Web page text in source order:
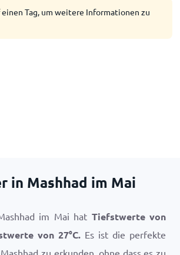
einen Tag, um weitere Informationen zu
in Mashhad im Mai
im Mai hat Tiefstwerte von
von 27°C. Es ist die perfekte
zu erkunden, ohne dass es zu